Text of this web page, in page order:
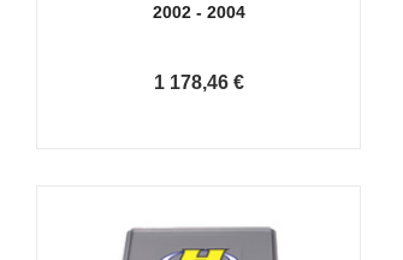
2002 - 2004
1 178,46 €